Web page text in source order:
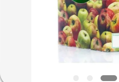
PRODUCTOS
NOSOTROS